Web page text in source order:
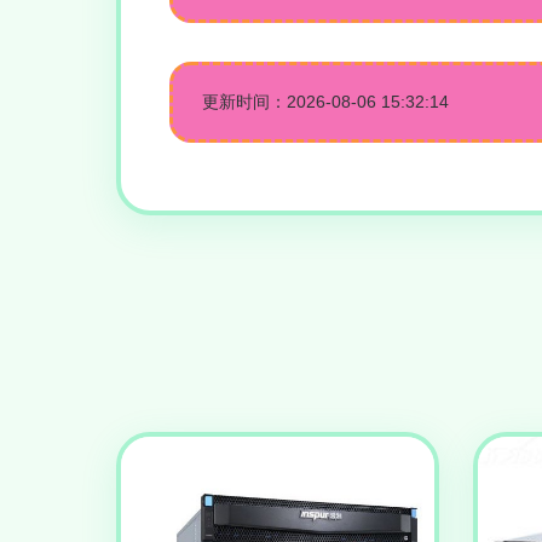
更新时间：2026-08-06 15:32:14